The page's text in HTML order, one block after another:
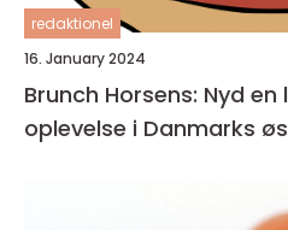
redaktionel
16. January 2024
Brunch Horsens: Nyd
oplevelse i Danmarks